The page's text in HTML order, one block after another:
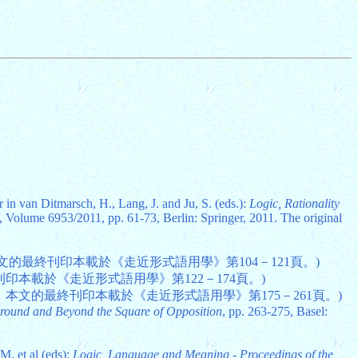
van Ditmarsch, H., Lang, J. and Ju, S. (eds.):Logic, Rationality
, Volume 6953/2011, pp. 61-73, Berlin: Springer, 2011. The original
最終刊印本載於《走近形式語用學》第104－121頁。)
本載於《走近形式語用學》第122－174頁。)
文的最終刊印本載於《走近形式語用學》第175－261頁。)
and Beyond the Square of Opposition, pp. 263-275, Basel:
et al (eds):Logic, Language and Meaning - Proceedings of the